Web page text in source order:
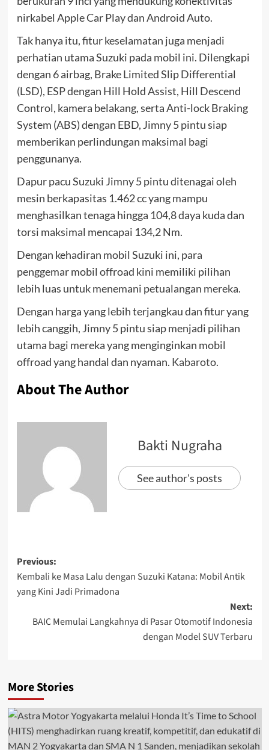
nirkabel Apple Car Play dan Android Auto.
Tak hanya itu, fitur keselamatan juga menjadi
perhatian utama Suzuki pada mobil ini. Dilengkapi
dengan 6 airbag, Brake Limited Slip Differential
(LSD), ESP dengan Hill Hold Assist, Hill Descend
Control, kamera belakang, serta Anti-lock Braking
System (ABS) dengan EBD, Jimny 5 pintu siap
memberikan perlindungan maksimal bagi
penggunanya.
Dapur pacu Suzuki Jimny 5 pintu ditenagai oleh
mesin berkapasitas 1.462 cc yang mampu
menghasilkan tenaga hingga 104,8 daya kuda dan
torsi maksimal mencapai 134,2 Nm.
Dengan kehadiran mobil Suzuki ini, para
penggemar mobil offroad kini memiliki pilihan
lebih luas untuk menemani petualangan mereka.
Dengan harga yang lebih terjangkau dan fitur yang
lebih canggih, Jimny 5 pintu siap menjadi pilihan
utama bagi mereka yang menginginkan mobil
offroad yang handal dan nyaman. Kabaroto.
About The Author
Bakti Nugraha
See author's posts
Previous:
Kembali ke Masa Lalu dengan Suzuki Katana: Mobil Antik
yang Kini Jadi Primadona
Next:
BAIC Memulai Langkahnya di Pasar Otomotif Indonesia
dengan Model SUV Terbaru
More Stories